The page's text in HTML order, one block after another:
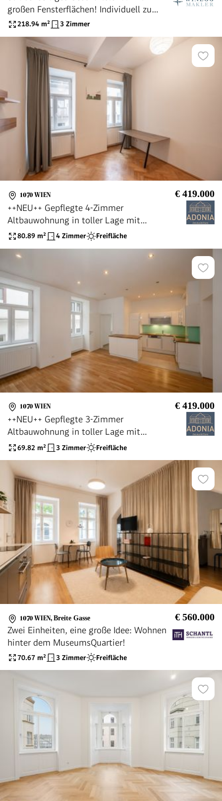
großen Fensterflächen! Individuell zu
gestalten! Ideal für Pilates, Yoga, Atelier
218.94 m² 3 Zimmer
1070 WIEN € 419.000
++NEU++ Gepflegte 4-Zimmer
Altbauwohnung in toller Lage mit
Balkonbewilligung!
80.89 m² 4 Zimmer Freifläche
1070 WIEN € 419.000
++NEU++ Gepflegte 3-Zimmer
Altbauwohnung in toller Lage mit
Balkonbewilligung!
69.82 m² 3 Zimmer Freifläche
1070 WIEN, Breite Gasse € 560.000
Zwei Einheiten, eine große Idee: Wohnen
hinter dem MuseumsQuartier!
70.67 m² 3 Zimmer Freifläche